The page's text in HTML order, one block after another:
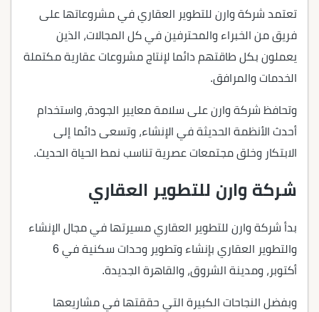
تعتمد شركة وارن للتطوير العقاري في مشروعاتها على
فريق من الخبراء والمحترفين في كل المجالات، الذين
يعملون بكل طاقتهم دائما لإنتاج مشروعات عقارية مكتملة
الخدمات والمرافق.
وتحافظ شركة وارن على سلامة معايير الجودة، واستخدام
أحدث الأنظمة الحديثة في الإنشاء، وتسعى دائما إلى
الابتكار وخلق مجتمعات عصرية تناسب نمط الحياة الحديث.
شركة وارن للتطوير العقاري
بدأ شركة وارن للتطوير العقاري مسيرتها في مجال الإنشاء
والتطوير العقاري بإنشاء وتطوير وحدات سكنية في 6
أكتوبر، ومدينة الشروق، والقاهرة الجديدة.
وبفضل النجاحات الكبيرة التي حققتها في مشاريعها